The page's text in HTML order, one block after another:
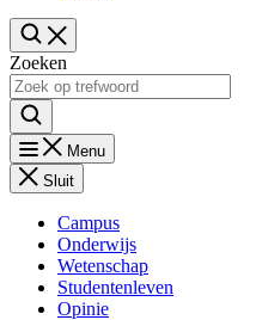
Zoeken
Menu
Sluit
Campus
Onderwijs
Wetenschap
Studentenleven
Opinie